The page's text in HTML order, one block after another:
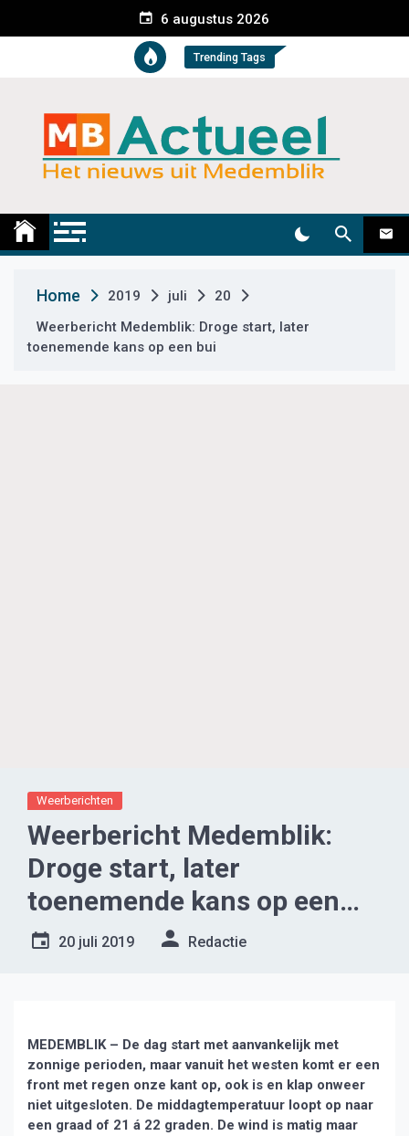
e
t
6 augustus 2026
Trending Tags
Medemblik Actueel
Home 2019 juli
20
Weerbericht Medemblik: Droge start, later
toenemende kans op een bui
Weerberichten
Weerbericht Medemblik:
Droge start, later
toenemende kans op een
bui20 juli 2019 Redactie
MEDEMBLIK – De dag start met aanvankelijk met
zonnige perioden, maar vanuit het westen komt er een
front met regen onze kant op, ook is en klap onweer
niet uitgesloten. De middagtemperatuur loopt op naar
een graad of 21 á 22 graden. De wind is matig maar